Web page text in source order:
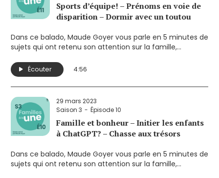
Sports d’équipe! – Prénoms en voie de
disparition – Dormir avec un toutou
Dans ce balado, Maude Goyer vous parle en 5 minutes de
sujets qui ont retenu son attention sur la famille,
réflexion sur des enjeux qui touchent de près les parents.
Ses sujets cette semaine:
- Vive les sports d’équipe!
- Prénoms en voie de disparition
- Jusqu’à quel âge dormir avec un toutou?
Écouter 4:56
29 mars 2023
Saison 3
Épisode 10
Famille et bonheur – Initier les enfants
à ChatGPT? – Chasse aux trésors
Dans ce balado, Maude Goyer vous parle en 5 minutes de
sujets qui ont retenu son attention sur la famille,